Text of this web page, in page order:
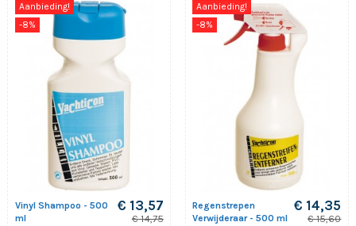
Aanbieding!
-8%
Vinyl Shampoo - 500
ml
€ 13,57
€ 14,75
Aanbieding!
-8%
Regenstrepen
Verwijderaar - 500 ml
€ 14,35
€ 15,60